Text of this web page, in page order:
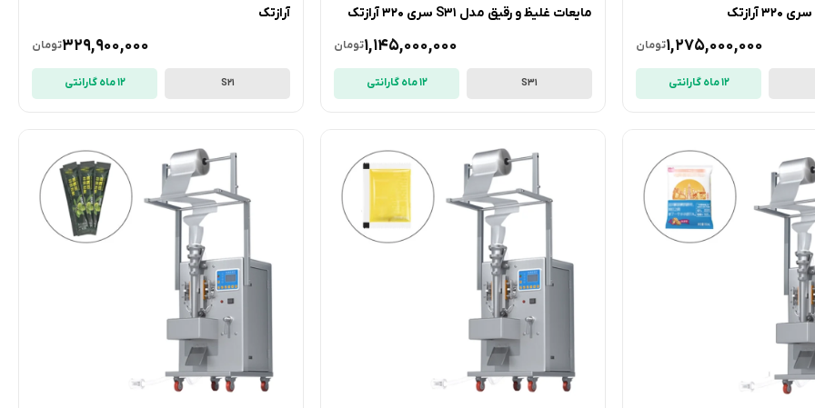
تومان1,275,000,000
12 ماه گارانتی
مایعات غلیظ و رقیق مدل S31 سری 320 آرازتک
تومان1,145,000,000
S31 12 ماه گارانتی
آرازتک
تومان329,900,000
S21 12 ماه گارانتی